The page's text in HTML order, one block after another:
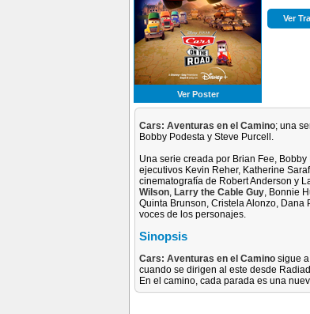
Ver Poster
Ver
Cars: Aventuras en el Camino; una
Bobby Podesta y Steve Purcell.
Una serie creada por Brian Fee,
ejecutivos Kevin Reher, Katherine
cinematografía de Robert Anderson y
Wilson, Larry the Cable Guy, Bonnie
Quinta Brunson, Cristela Alonzo, Dana
voces de los personajes.
Sinopsis
Cars: Aventuras en el Camino sigue
cuando se dirigen al este desde
En el camino, cada parada es una